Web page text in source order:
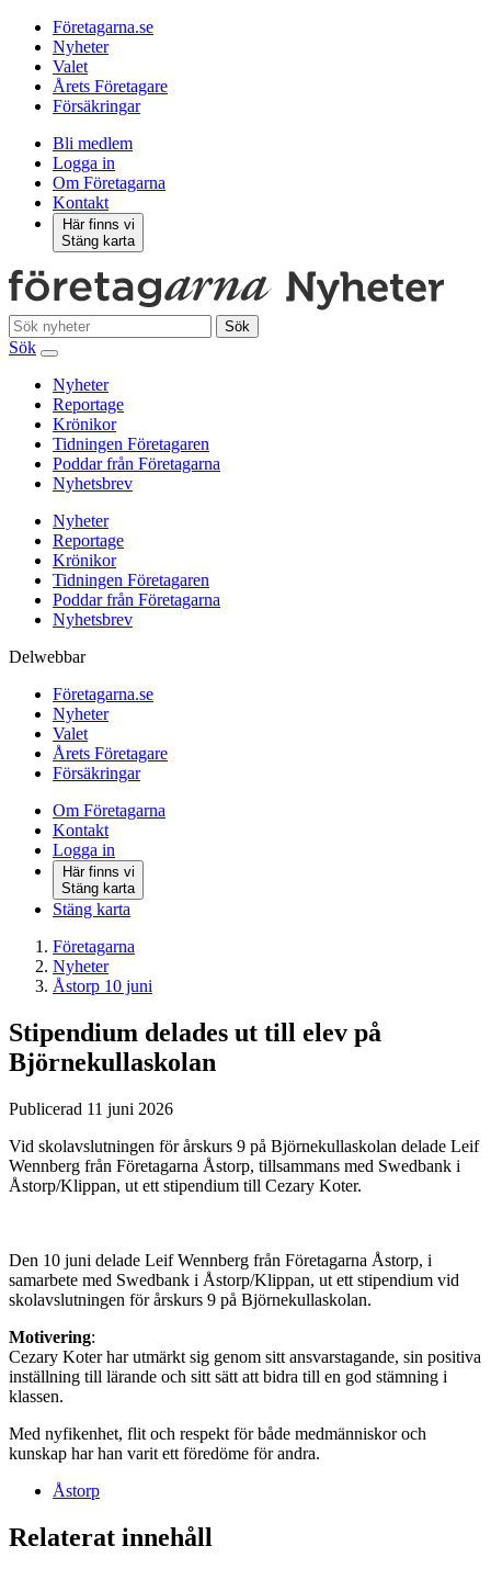
Företagarna.se
Nyheter
Valet
Årets Företagare
Försäkringar
Bli medlem
Logga in
Om Företagarna
Kontakt
Här finns vi
Stäng karta
Sök
Sök
Nyheter
Reportage
Krönikor
Tidningen Företagaren
Poddar från Företagarna
Nyhetsbrev
Nyheter
Reportage
Krönikor
Tidningen Företagaren
Poddar från Företagarna
Nyhetsbrev
Delwebbar
Företagarna.se
Nyheter
Valet
Årets Företagare
Försäkringar
Om Företagarna
Kontakt
Logga in
Här finns vi
Stäng karta
Stäng karta
Företagarna
Nyheter
Åstorp 10 juni
Stipendium delades ut till elev på
Björnekullaskolan
Publicerad 11 juni 2026
Vid skolavslutningen för årskurs 9 på Björnekullaskolan delade Leif
Wennberg från Företagarna Åstorp, tillsammans med Swedbank i
Åstorp/Klippan, ut ett stipendium till Cezary Koter.
Den 10 juni delade Leif Wennberg från Företagarna Åstorp, i
samarbete med Swedbank i Åstorp/Klippan, ut ett stipendium vid
skolavslutningen för årskurs 9 på Björnekullaskolan.
Motivering:
Cezary Koter har utmärkt sig genom sitt ansvarstagande, sin positiva
inställning till lärande och sitt sätt att bidra till en god stämning i
klassen.
Med nyfikenhet, flit och respekt för både medmänniskor och
kunskap har han varit ett föredöme för andra.
Åstorp
Relaterat innehåll